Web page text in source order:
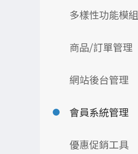
多樣性功能模組
商品/訂單管理
網站後台管理
會員系統管理
優惠促銷工具